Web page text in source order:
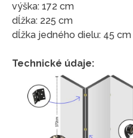
výška: 172 cm
dĺžka: 225 cm
dĺžka jedného dielu: 45 cm
Technické údaje: